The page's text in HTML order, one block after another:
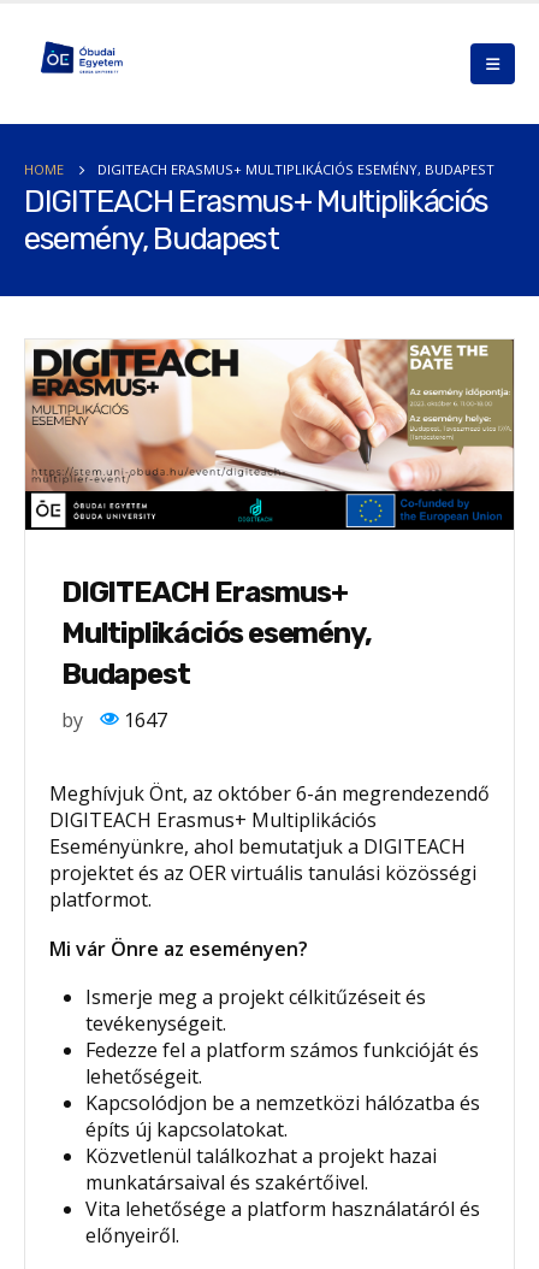
HOME DIGITEACH ERASMUS+ MULTIPLIKÁCIÓS ESEMÉNY, BUDAPEST
DIGITEACH Erasmus+ Multiplikációs
esemény, Budapest
DIGITEACH Erasmus+
Multiplikációs esemény,
Budapest
by 1647
Meghívjuk Önt, az október 6-án megrendezendő
DIGITEACH Erasmus+ Multiplikációs
Eseményünkre, ahol bemutatjuk a DIGITEACH
projektet és az OER virtuális tanulási közösségi
platformot.
Mi vár Önre az eseményen?
Ismerje meg a projekt célkitűzéseit és
tevékenységeit.
Fedezze fel a platform számos funkcióját és
lehetőségeit.
Kapcsolódjon be a nemzetközi hálózatba és
építs új kapcsolatokat.
Közvetlenül találkozhat a projekt hazai
munkatársaival és szakértőivel.
Vita lehetősége a platform használatáról és
előnyeiről.